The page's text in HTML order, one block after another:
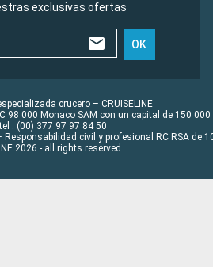
exclusivas ofertas
OK
crucero – CRUISELINE
98 000 Monaco SAM con un capital de 150 000
: (00) 377 97 97 84 50
civil y profesional RC RSA de
2026 - all rights reserved